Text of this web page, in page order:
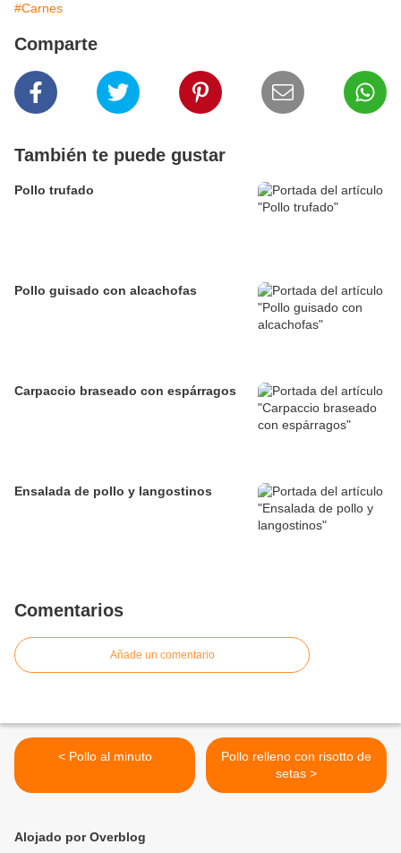
#Carnes
Comparte
También te puede gustar
Pollo trufado
Pollo guisado con alcachofas
Carpaccio braseado con espárragos
Ensalada de pollo y langostinos
Comentarios
Añade un comentario
< Pollo al minuto
Pollo relleno con risotto de
setas >
Alojado por Overblog